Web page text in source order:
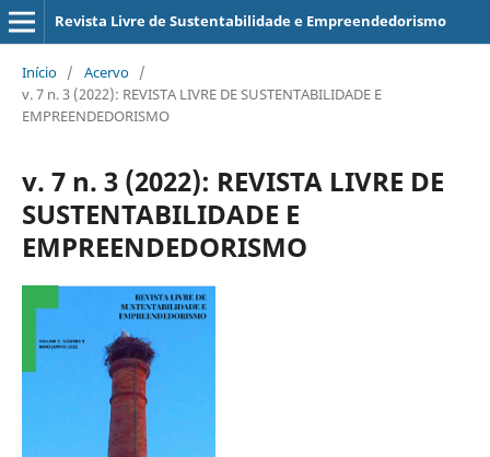
Revista Livre de Sustentabilidade e Empreendedorismo
Início / Acervo /
v. 7 n. 3 (2022): REVISTA LIVRE DE SUSTENTABILIDADE E
EMPREENDEDORISMO
v. 7 n. 3 (2022): REVISTA LIVRE DE
SUSTENTABILIDADE E
EMPREENDEDORISMO